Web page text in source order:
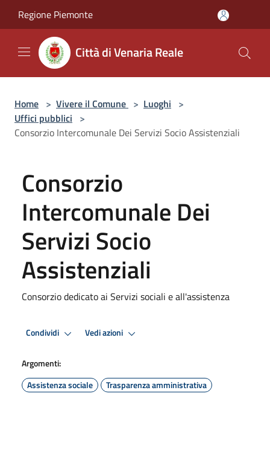
Regione Piemonte
Città di Venaria Reale
Home > Vivere il Comune > Luoghi >
Uffici pubblici >
Consorzio Intercomunale Dei Servizi Socio Assistenziali
Consorzio
Intercomunale Dei
Servizi Socio
Assistenziali
Consorzio dedicato ai Servizi sociali e all'assistenza
Condividi Vedi azioni
Argomenti:
Assistenza sociale
Trasparenza amministrativa